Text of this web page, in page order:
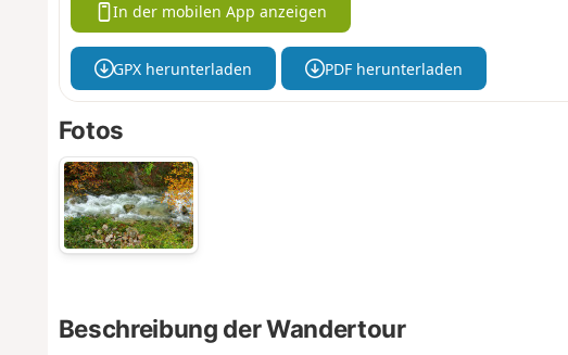
In der mobilen App anzeigen
GPX herunterladen PDF herunterladen
Fotos
Beschreibung der Wandertour